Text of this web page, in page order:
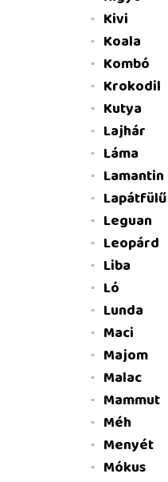
Kivi
Koala
Kombó
Krokodil
Kutya
Lajhár
Láma
Lamantin
Leguan
Leopárd
Liba
Ló
Lunda
Maci
Majom
Malac
Mammut
Méh
Menyét
Mókus